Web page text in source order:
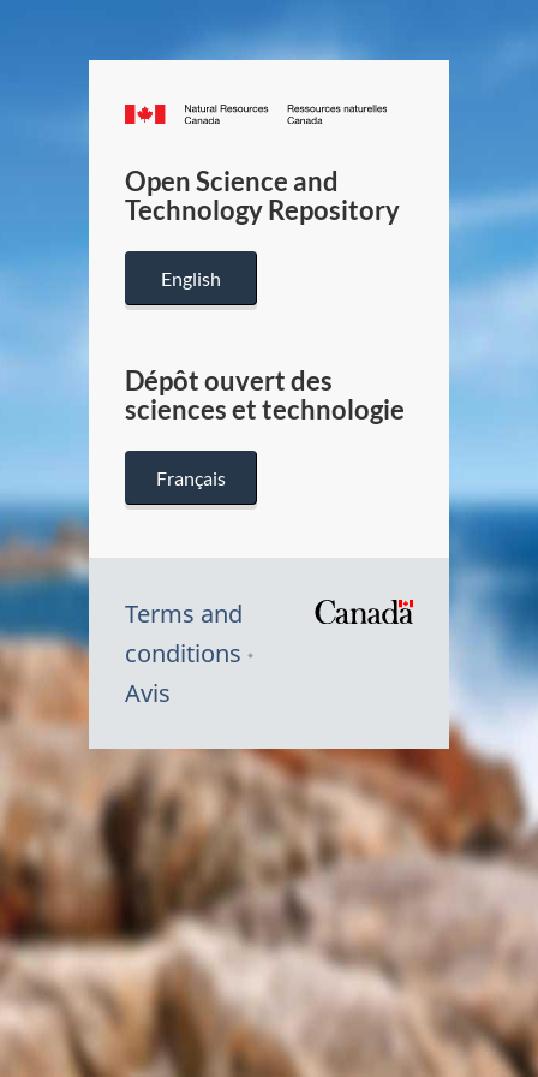
Canada.ca
/
Canada
Open Science and
Technology Repository
English
Dépôt ouvert des
sciences et technologie
Français
Terms and
conditions
Avis
Symbole
du
Canada